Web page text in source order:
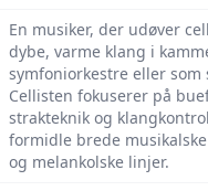
En musiker, der udøver
dybe, varme klang i
symfoniorkestre eller som
Cellisten fokuserer på
strakteknik og
formidle brede
og melankolske linjer.